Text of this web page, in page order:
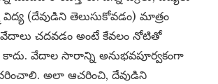
విద్య (దేవుడిని తెలుసుకోవడం) మాత్రం
వేదాలు చదవడం అంటే కేవలం నోటితో
కాదు. వేదాల సారాన్ని అనుభవపూర్వకంగా
అలా ఆచరించి, దేవుడిని